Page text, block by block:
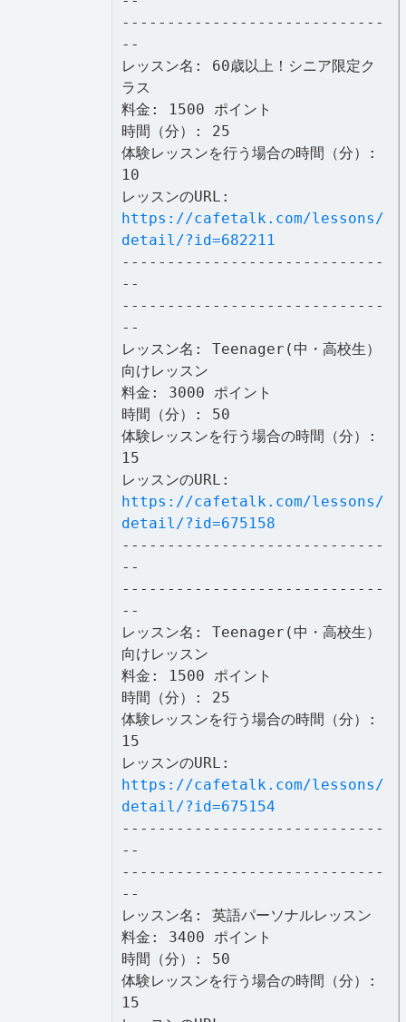
-----------------------------
--
レッスン名: 60歳以上！シニア限定ク
ラス
料金: 1500 ポイント
時間（分）: 25
体験レッスンを行う場合の時間（分）:
10
レッスンのURL:
https://cafetalk.com/lessons/
detail/?id=682211
-----------------------------
--
-----------------------------
--
レッスン名: Teenager(中・高校生）
向けレッスン
料金: 3000 ポイント
時間（分）: 50
体験レッスンを行う場合の時間（分）:
15
レッスンのURL:
https://cafetalk.com/lessons/
detail/?id=675158
-----------------------------
--
-----------------------------
--
レッスン名: Teenager(中・高校生）
向けレッスン
料金: 1500 ポイント
時間（分）: 25
体験レッスンを行う場合の時間（分）:
15
レッスンのURL:
https://cafetalk.com/lessons/
detail/?id=675154
-----------------------------
--
-----------------------------
--
レッスン名: 英語パーソナルレッスン
料金: 3400 ポイント
時間（分）: 50
体験レッスンを行う場合の時間（分）:
15